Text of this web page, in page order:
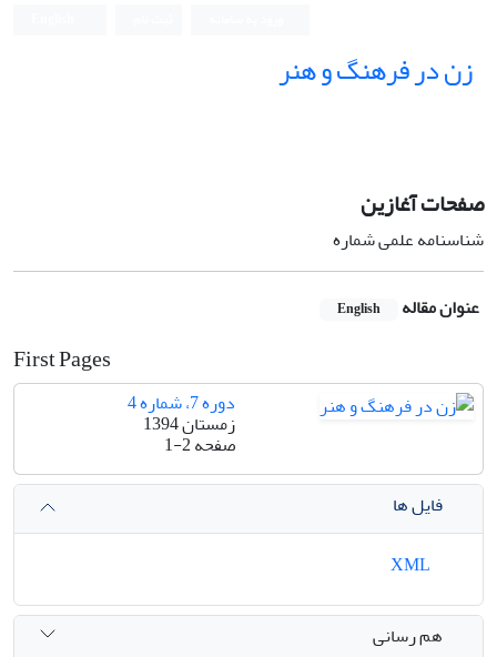
زن در فرهنگ و هنر
صفحات آغازین
شناسنامه علمی شماره
عنوان مقاله English
First Pages
دوره 7، شماره 4
زمستان 1394
صفحه1-2
فایل ها
هم رسانی